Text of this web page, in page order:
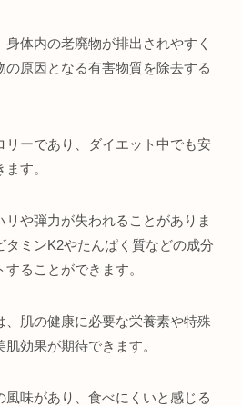
体内の老廃物が排出されやすく
の原因となる有害物質を除去する
リーであり、ダイエット中でも安
す。
リや弾力が失われることがありま
ミンK2やたんぱく質などの成分
ることができます。
、肌の健康に必要な栄養素や特殊
効果が期待できます。
風味があり、食べにくいと感じる